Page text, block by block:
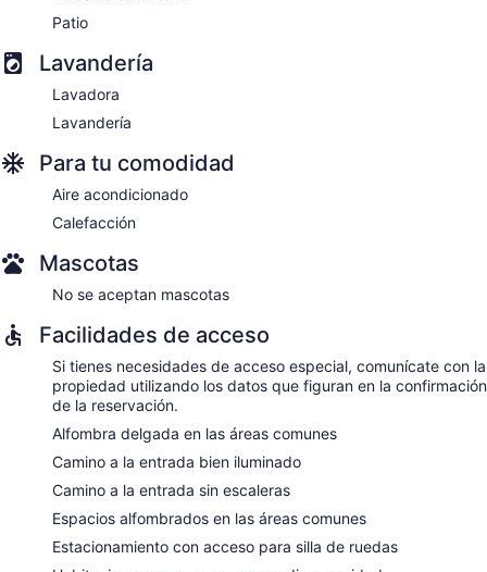
Patio
Lavandería
Lavadora
Lavandería
Para tu comodidad
Aire acondicionado
Calefacción
Mascotas
No se aceptan mascotas
Facilidades de acceso
Si tienes necesidades de acceso especial, comunícate con la
propiedad utilizando los datos que figuran en la confirmación
de la reservación.
Alfombra delgada en las áreas comunes
Camino a la entrada bien iluminado
Camino a la entrada sin escaleras
Espacios alfombrados en las áreas comunes
Estacionamiento con acceso para silla de ruedas